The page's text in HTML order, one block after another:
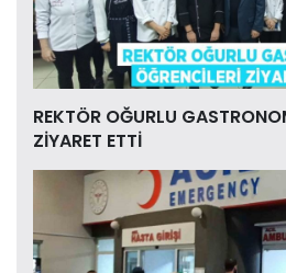
REKTÖR OĞURLU
ZİYARET ETTİ